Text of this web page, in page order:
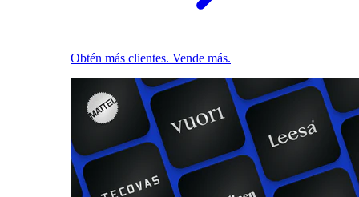
Obtén más clientes. Vende más.